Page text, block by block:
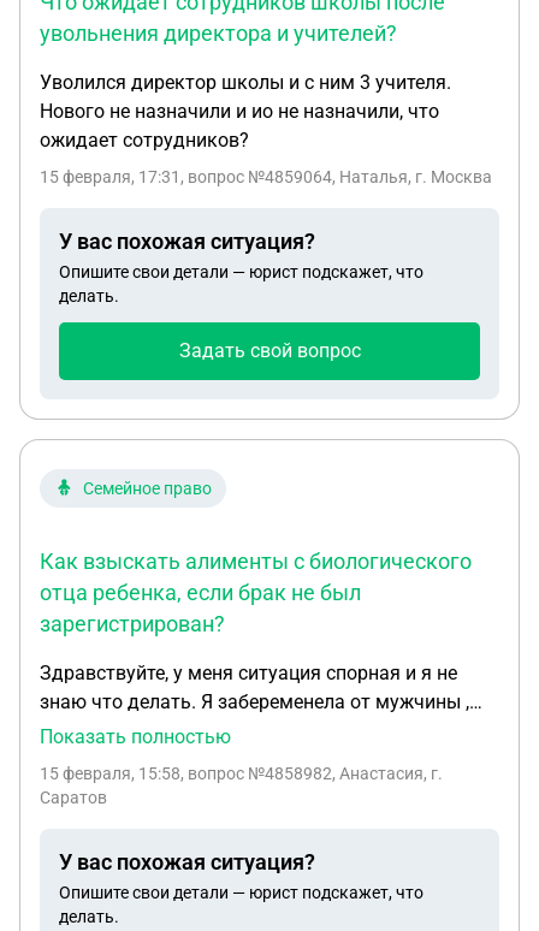
естественно проведу за свой счет. Я отправила
свою просьбу в письменной форме и спустя 10
содержание которого я вам передала. Как мне
действовать дальше? Готовить досудебную
претензию и готовиться к суду?
увольнения директора и учителей?
Уволился директор школы и с ним 3 учителя.
Нового не назначили и ио не назначили, что
ожидает сотрудников?
15 февраля, 17:31 , вопрос №4859064, Наталья, г. Москва
У вас похожая ситуация?
Опишите свои детали — юрист подскажет, что
делать.
Задать свой вопрос
Семейное право
Как взыскать алименты с биологического
отца ребенка, если брак не был
зарегистрирован?
Здравствуйте, у меня ситуация спорная и я не
знаю что делать. Я забеременела от мужчины ,
мы находились в гражданском браке. После года
общим ребенком. Сейчас ребенку 9 месяцев , а от
алиментам и ответственности за уклонение
участия в жизни ребенка ?
Показать полностью
15 февраля, 15:58, вопрос №4858982, Анастасия, г.
Саратов
У вас похожая ситуация?
Опишите свои детали — юрист подскажет, что
делать.